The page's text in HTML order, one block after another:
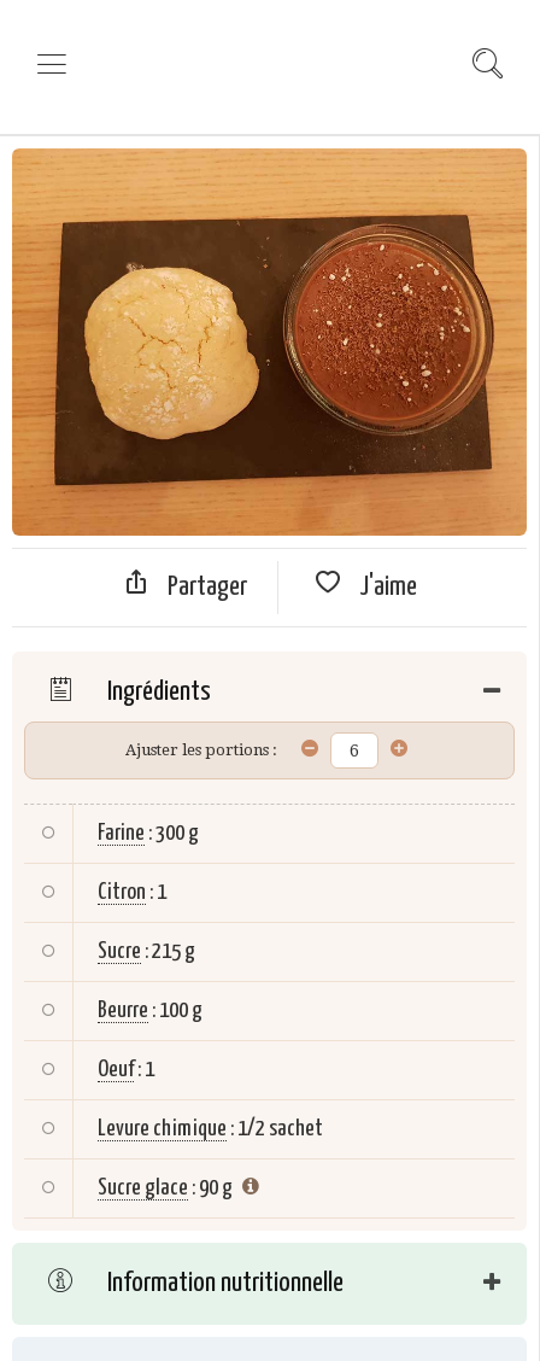
Partager J'aime
Ingrédients
Ajuster les portions :
Farine :300 g
Citron : 1
Sucre :215 g
Beurre : 100 g
Oeuf : 1
Levure chimique : 1/2 sachet
Sucre glace : 90 g
Information nutritionnelle